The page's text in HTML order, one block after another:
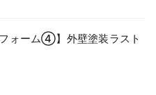
フォーム④】外壁塗装ラスト